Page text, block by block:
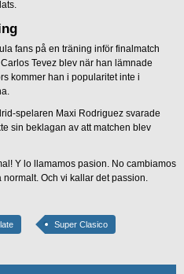
fans på en träning inför finalmatch
Tevez blev när han lämnade
kommer han i popularitet inte i
spelaren Maxi Rodriguez svarade
sin beklagan av att matchen blev
Y lo llamamos pasion. No cambiamos
Och vi kallar det passion.
Super Clasico